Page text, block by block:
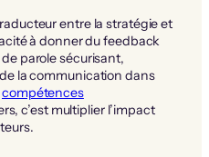
entre la stratégie et
à donner du feedback
parole sécurisant,
la communication dans
compétences
c’est multiplier l’impact